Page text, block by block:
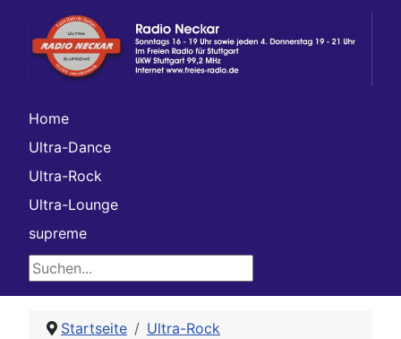
Home
Ultra-Dance
Ultra-Rock
Ultra-Lounge
supreme
Suchen...
Startseite
Ultra-Rock